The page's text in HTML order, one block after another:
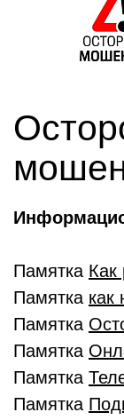
Памятка Как
Памятка как
Памятка
Памятка
Памятка
Памятка